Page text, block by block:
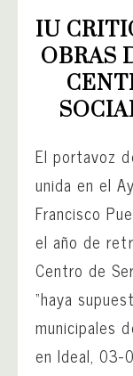
IU
OBRAS
El portavoz
unida en el
Francisco
el año de
Centro de
“haya
municipales
en Ideal, 03-